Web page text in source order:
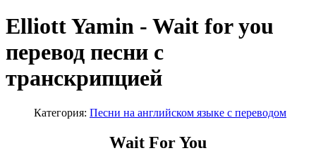
Elliott Yamin - Wait for you
перевод песни с
транскрипцией
Категория: Песни на английском языке с переводом
Wait For You